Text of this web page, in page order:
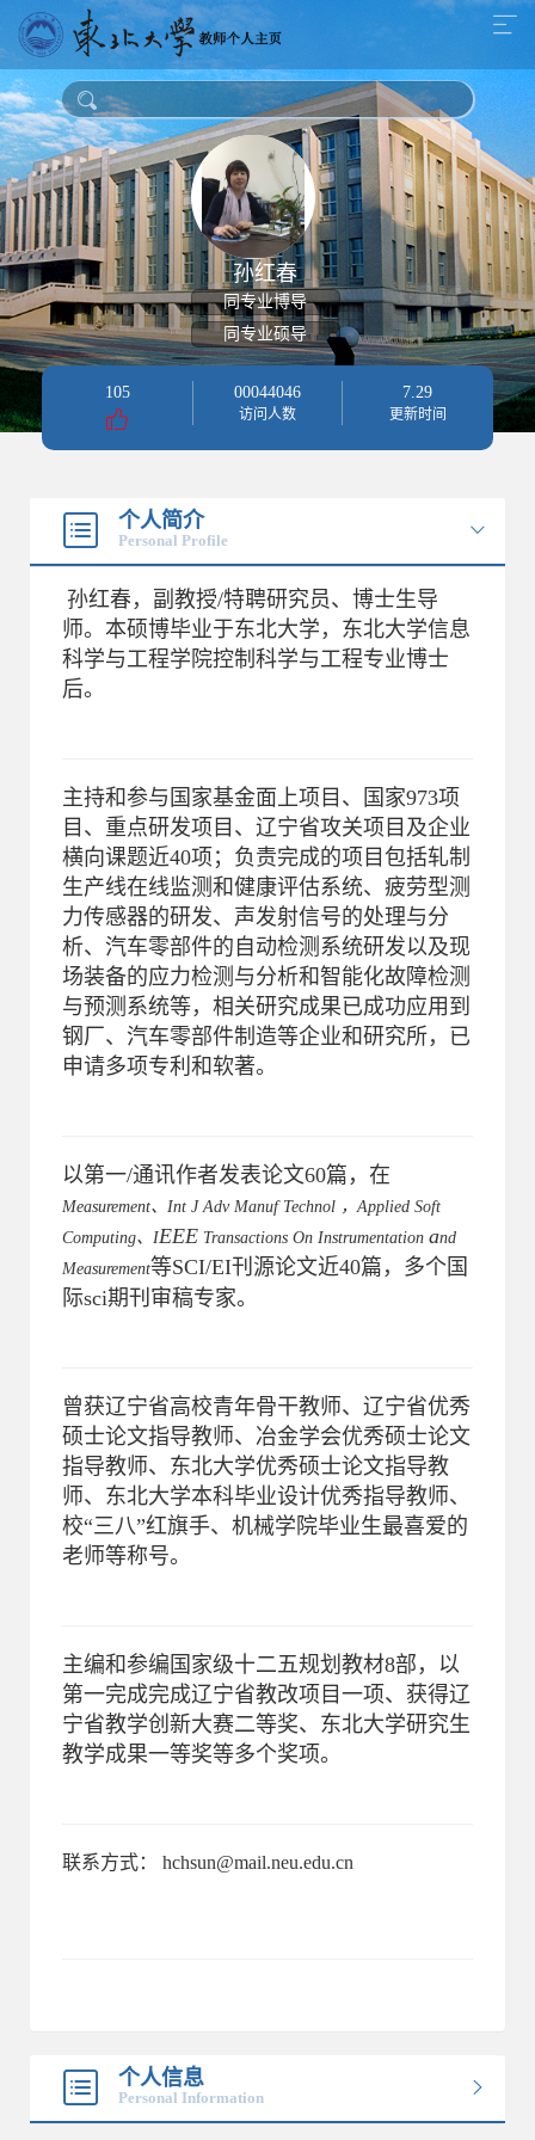
孙红春
同专业博导
同专业硕导
105 00044046
访问人数
7 29
更新时间
个人简介
Personal Profile
孙红春，副教授/特聘研究员、博士生导
师。本硕博毕业于东北大学，东北大学信息
科学与工程学院控制科学与工程专业博士
后。
主持和参与国家基金面上项目、国家973项
目、重点研发项目、辽宁省攻关项目及企业
横向课题近40项；负责完成的项目包括轧制
生产线在线监测和健康评估系统、疲劳型测
力传感器的研发、声发射信号的处理与分
析、汽车零部件的自动检测系统研发以及现
场装备的应力检测与分析和智能化故障检测
与预测系统等，相关研究成果已成功应用到
钢厂、汽车零部件制造等企业和研究所，已
申请多项专利和软著。
以第一/通讯作者发表论文60篇，在
Measurement、Int J Adv Manuf Technol ，Applied Soft
Computing、 IEEE Transactions On Instrumentation and
Measurement等SCI/EI刊源论文近40篇，多个国
际sci期刊审稿专家。
曾获辽宁省高校青年骨干教师、辽宁省优秀
硕士论文指导教师、冶金学会优秀硕士论文
指导教师、东北大学优秀硕士论文指导教
师、东北大学本科毕业设计优秀指导教师、
校“三八”红旗手、机械学院毕业生最喜爱的
老师等称号。
主编和参编国家级十二五规划教材8部，以
第一完成完成辽宁省教改项目一项、获得辽
宁省教学创新大赛二等奖、东北大学研究生
教学成果一等奖等多个奖项。
联系方式： hchsun@mail.neu.edu.cn
个人信息
Personal Information